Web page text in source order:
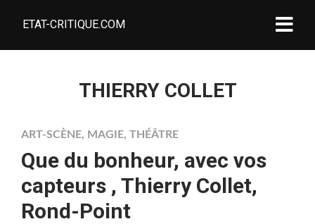
ETAT-CRITIQUE.COM
THIERRY COLLET
ART-SCÈNE, MAGIE, THÉÂTRE
Que du bonheur, avec vos
capteurs , Thierry Collet,
Rond-Point